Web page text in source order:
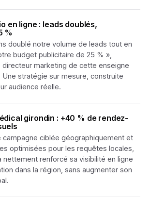
en ligne : leads doublés,
%
doublé notre volume de leads tout en
budget publicitaire de 25 % »,
directeur marketing de cette enseigne
Une stratégie sur mesure, construite
audience réelle.
girondin : +40 % de rendez-
campagne ciblée géographiquement et
optimisées pour les requêtes locales,
nettement renforcé sa visibilité en ligne
dans la région, sans augmenter son